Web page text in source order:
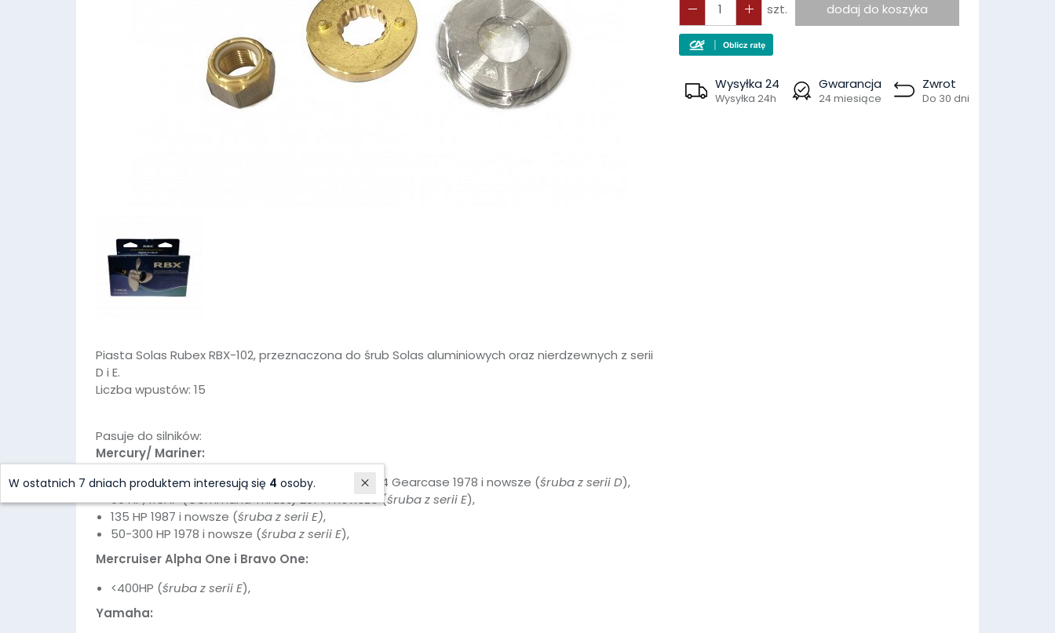
szt. dodaj do koszyka
Wysyłka 24
Wysyłka 24h
Gwarancja
24 miesiące
Zwrot
Do 30 dni
Piasta Solas Rubex RBX-102, przeznaczona do śrub Solas aluminiowych oraz nierdzewnych z serii
D i E.
Liczba wpustów: 15
Pasuje do silników:
Mercury/ Mariner:
40-60 HP Bigfoot, 40-140 HP (except 135 HP) V4 Gearcase 1978 i nowsze (śruba z serii D),
90 HP, 115HP (Command Thrust) 2014 i nowsze (śruba z serii E),
135 HP 1987 i nowsze (śruba z serii E),
50-300 HP 1978 i nowsze (śruba z serii E),
Mercruiser Alpha One i Bravo One:
<400HP (śruba z serii E),
Yamaha:
W ostatnich 7 dniach produktem interesują się 4 osoby.